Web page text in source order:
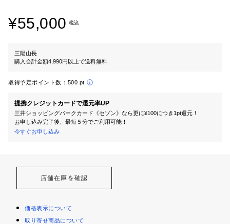
¥55,000 税込
三陽山長
購入合計金額4,990円以上で送料無料
取得予定ポイント数： 500 pt
提携クレジットカードで還元率UP
三井ショッピングパークカード《セゾン》なら更に¥100につき1pt還元！
お申し込み完了後、最短５分でご利用可能！
今すぐお申し込み
店舗在庫を確認
価格表示について
取り寄せ商品について